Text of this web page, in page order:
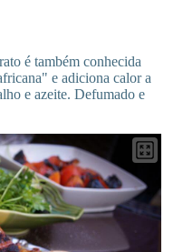
é também conhecida
e adiciona calor a
e azeite. Defumado e